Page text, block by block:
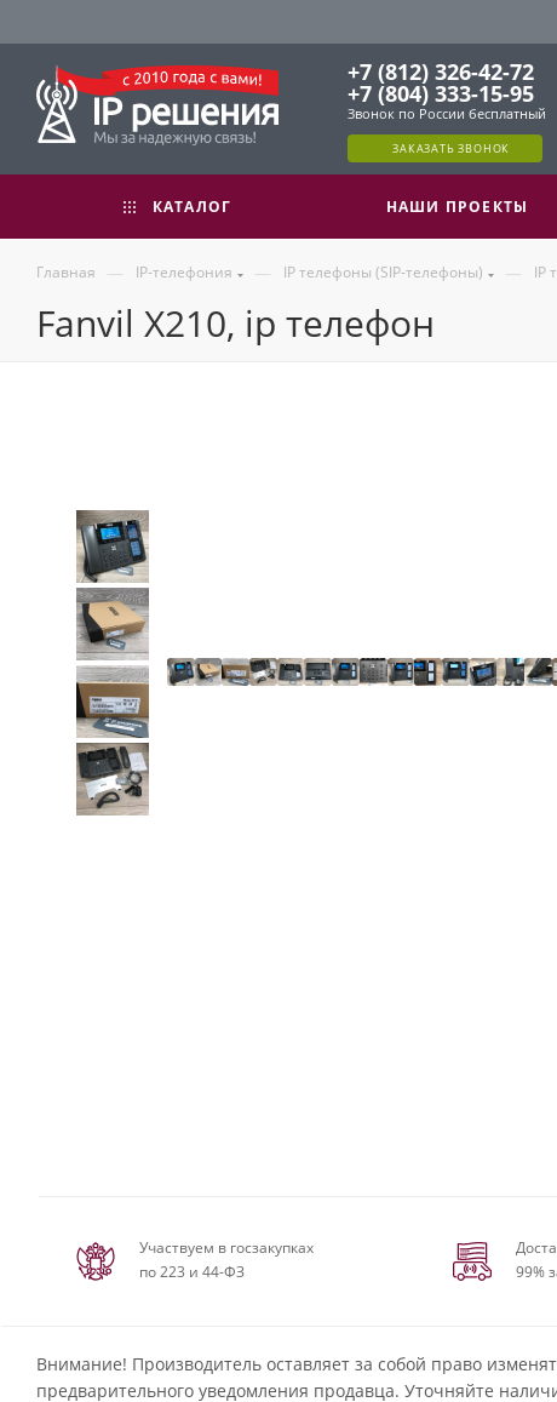
+7 (812) 326-42-72
+7 (804) 333-15-95
Звонок по России бесплатный
ЗАКАЗАТЬ ЗВОНОК
КАТАЛОГ НАШИ ПРОЕКТЫ
Главная — IP-телефония — IP телефоны (SIP-телефоны) — IP
Fanvil X210, ip телефон
Участвуем в госзакупках
по 223 и 44-ФЗ
99%
Внимание! Производитель оставляет за собой право
предварительного уведомления продавца. Уточняйте